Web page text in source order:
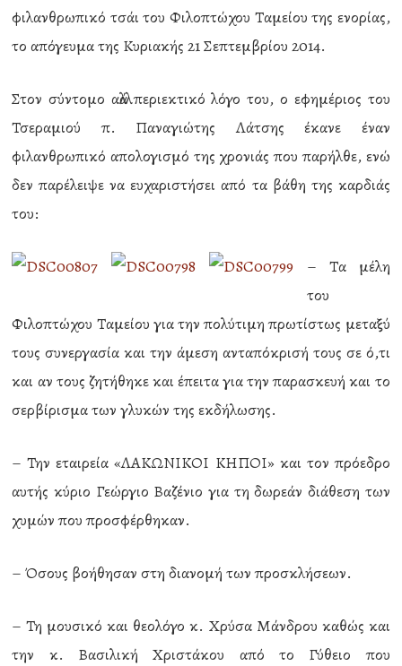
φιλανθρωπικό τσάι του Φιλοπτώχου Ταμείου της ενορίας,
το απόγευμα της Κυριακής 21 Σεπτεμβρίου 2014.
Στον σύντομο αλλά περιεκτικό λόγο του, ο εφημέριος του
Τσεραμιού π. Παναγιώτης Λάτσης έκανε έναν
φιλανθρωπικό απολογισμό της χρονιάς που παρήλθε, ενώ
δεν παρέλειψε να ευχαριστήσει από τα βάθη της καρδιάς
του:
– Τα μέλη
του
Φιλοπτώχου Ταμείου για την πολύτιμη πρωτίστως μεταξύ
τους συνεργασία και την άμεση ανταπόκρισή τους σε ό,τι
και αν τους ζητήθηκε και έπειτα για την παρασκευή και το
σερβίρισμα των γλυκών της εκδήλωσης.
– Την εταιρεία «ΛΑΚΩΝΙΚΟΙ ΚΗΠΟΙ» και τον πρόεδρο
αυτής κύριο Γεώργιο Βαζένιο για τη δωρεάν διάθεση των
χυμών που προσφέρθηκαν.
– Όσους βοήθησαν στη διανομή των προσκλήσεων.
– Τη μουσικό και θεολόγο κ. Χρύσα Μάνδρου καθώς και
την κ. Βασιλική Χριστάκου από το Γύθειο που